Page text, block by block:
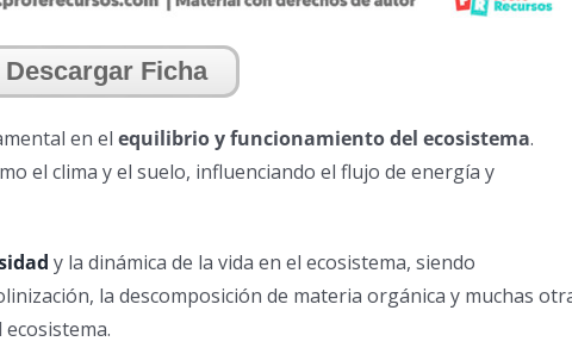
Ficha
en el equilibrio y funcionamiento del ecosistema.
el clima y el suelo, influenciando el flujo de energía y
y la dinámica de la vida en el ecosistema, siendo
la descomposición de materia orgánica y muchas